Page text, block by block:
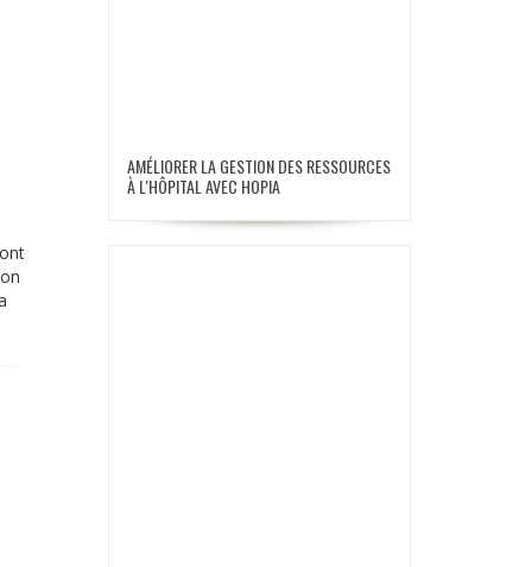
AMÉLIORER LA GESTION DES RESSOURCES
À L'HÔPITAL AVEC HOPIA